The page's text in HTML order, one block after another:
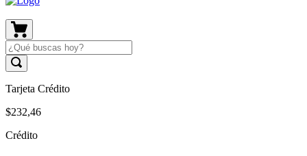
Tarjeta Crédito
$232,46
Crédito